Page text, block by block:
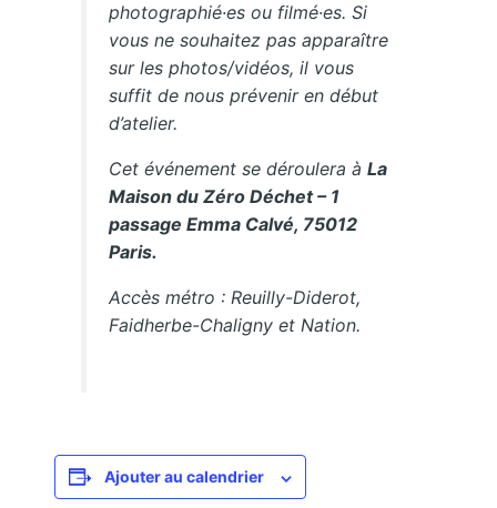
photographié·es ou filmé·es. Si
vous ne souhaitez pas apparaître
sur les photos/vidéos, il vous
suffit de nous prévenir en début
d’atelier.
Cet événement se déroulera à La
Maison du Zéro Déchet – 1
passage Emma Calvé, 75012
Paris.
Accès métro : Reuilly-Diderot,
Faidherbe-Chaligny et Nation.
Ajouter au calendrier